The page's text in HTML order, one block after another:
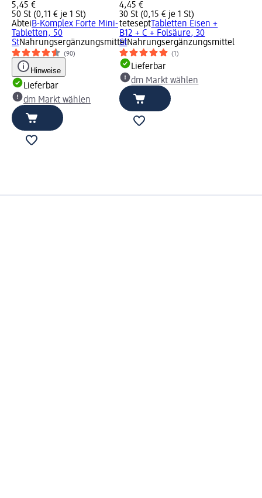
5,45 €
50 St (0,11 € je 1 St)
AbteiB-Komplex Forte Mini-
Tabletten, 50
StNahrungsergänzungsmittel
(90)
Hinweise
Lieferbar
dm Markt wählen
4,45 €
30 St (0,15 € je 1 St)
teteseptTabletten Eisen +
B12 + C + Folsäure, 30
StNahrungsergänzungsmittel
(1)
Lieferbar
dm Markt wählen